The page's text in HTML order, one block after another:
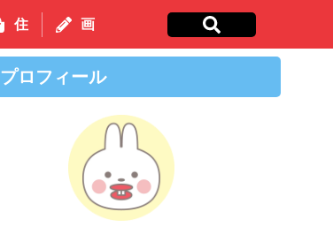
住 画
プロフィール